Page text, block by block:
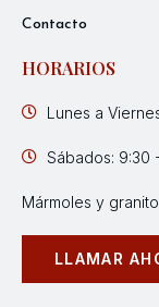
Contacto
HORARIOS
Lunes a
Sábados: 9:30
Mármoles y
LLAMAR